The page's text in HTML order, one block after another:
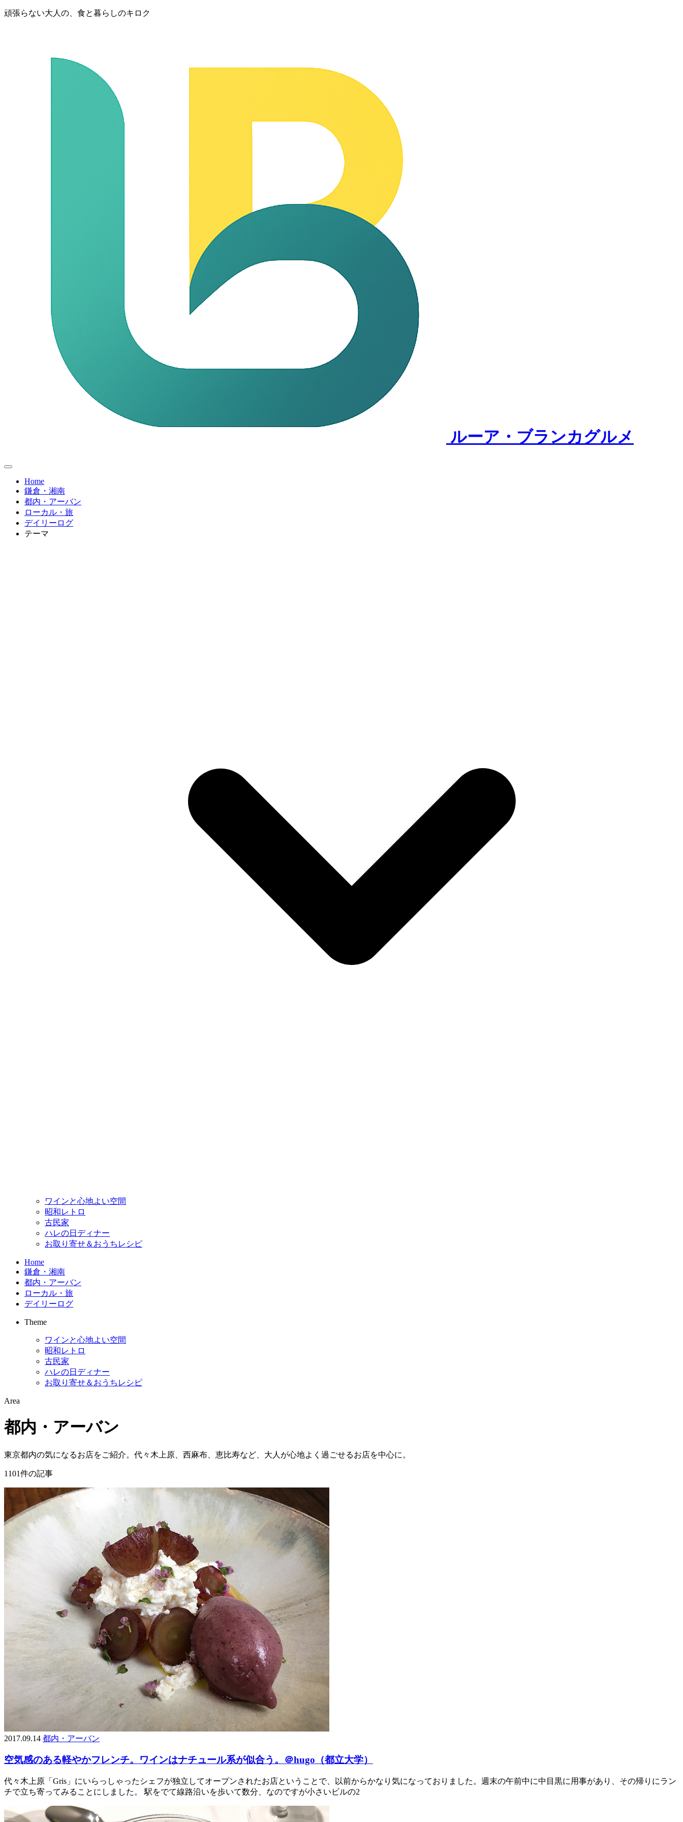
頑張らない大人の、食と暮らしのキロク
ルーア・ブランカグルメ
Home
鎌倉・湘南
都内・アーバン
ローカル・旅
デイリーログ
テーマ
ワインと心地よい空間
昭和レトロ
古民家
ハレの日ディナー
お取り寄せ＆おうちレシピ
Home
鎌倉・湘南
都内・アーバン
ローカル・旅
デイリーログ
Theme
ワインと心地よい空間
昭和レトロ
古民家
ハレの日ディナー
お取り寄せ＆おうちレシピ
Area
都内・アーバン
東京都内の気になるお店をご紹介。代々木上原、西麻布、恵比寿など、大人が心地よく過ごせるお店を中心に。
1101件の記事
2017.09.14 都内・アーバン
空気感のある軽やかフレンチ。ワインはナチュール系が似合う。＠hugo（都立大学）
代々木上原「Gris」にいらっしゃったシェフが独立してオープンされたお店ということで、以前からかなり気になっておりました。週末の午前中に中目黒に用事があり、その帰りにラン
チで立ち寄ってみることにしました。 駅をでて線路沿いを歩いて数分、なのですが小さいビルの2